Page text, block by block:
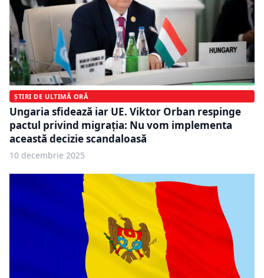
ȘTIRI DE ULTIMĂ ORĂ
Ungaria sfidează iar UE. Viktor Orban respinge
pactul privind migrația: Nu vom implementa
această decizie scandaloasă
10 decembrie 2025